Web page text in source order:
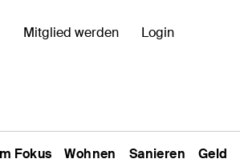
Mitglied werden Login
Fokus Wohnen Sanieren Geld